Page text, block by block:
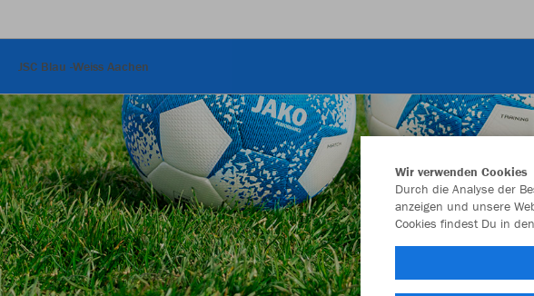
JSC Blau -Weiss Aachen
Wir verwenden Cookies
Durch die Analyse der
anzeigen und unsere
Cookies findest Du in